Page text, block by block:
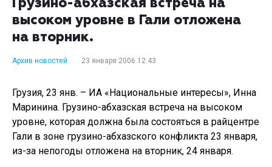
Грузино-абхазская встреча на
высоком уровне в Гали отложена
на вторник.
Архив новостей 23 января 2006 12:43
Грузия, 23 янв. – ИА «Национальные интересы», Инна
Маринина. Грузино-абхазская встреча на высоком
уровне, которая должна была состояться в райцентре
Гали в зоне грузино-абхазского конфликта 23 января,
из-за непогоды отложена на вторник, 24 января.